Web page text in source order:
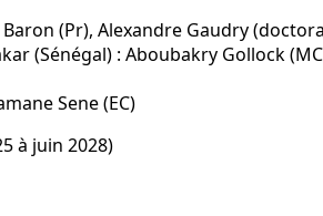
Baron (Pr), Alexandre Gaudry
(Sénégal) : Aboubakry Gollock
Sene (EC)
à juin 2028)